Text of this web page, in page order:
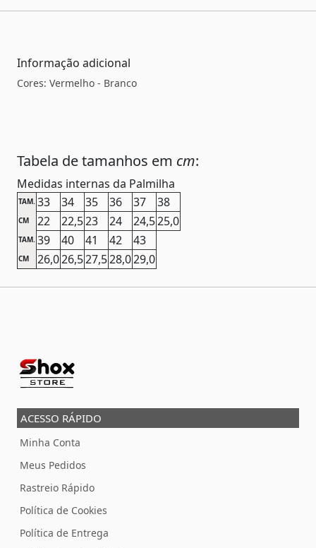
Informação adicional
Cores: Vermelho - Branco
Tabela de tamanhos em cm:
Medidas internas da Palmilha
TAM. 33 34 35 36 37 38
CM 22 22,523 24 24,525,0
TAM. 39 40 41 42 43
CM 26,026,527,528,029,0
ACESSO RÁPIDO
Minha Conta
Meus Pedidos
Rastreio Rápido
Política de Cookies
Política de Entrega